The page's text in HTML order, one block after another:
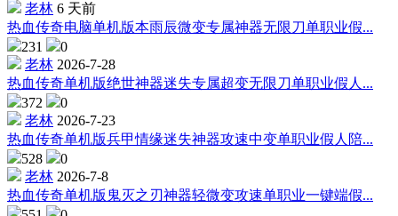
老林 6 天前
热血传奇电脑单机版本雨辰微变专属神器无限刀单职业假...
231
0
老林 2026-7-28
热血传奇单机版绝世神器迷失专属超变无限刀单职业假人...
372
0
老林 2026-7-23
热血传奇单机版兵甲情缘迷失神器攻速中变单职业假人陪...
528
0
老林 2026-7-8
热血传奇单机版鬼灭之刃神器轻微变攻速单职业一键端假...